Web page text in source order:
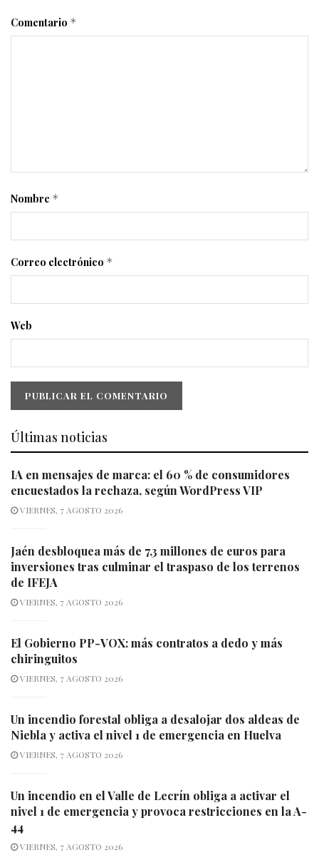
Comentario *
Nombre *
Correo electrónico *
Web
Últimas noticias
IA en mensajes de marca: el 60 % de consumidores
encuestados la rechaza, según WordPress VIP
VIERNES, 7 AGOSTO 2026
Jaén desbloquea más de 7,3 millones de euros para
inversiones tras culminar el traspaso de los terrenos
de IFEJA
VIERNES, 7 AGOSTO 2026
El Gobierno PP-VOX: más contratos a dedo y más
chiringuitos
VIERNES, 7 AGOSTO 2026
Un incendio forestal obliga a desalojar dos aldeas de
Niebla y activa el nivel 1 de emergencia en Huelva
VIERNES, 7 AGOSTO 2026
Un incendio en el Valle de Lecrín obliga a activar el
nivel 1 de emergencia y provoca restricciones en la A-
44
VIERNES, 7 AGOSTO 2026